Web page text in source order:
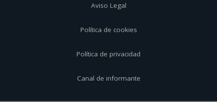
Aviso Legal
Política de cookies
Política de privacidad
Canal de informante